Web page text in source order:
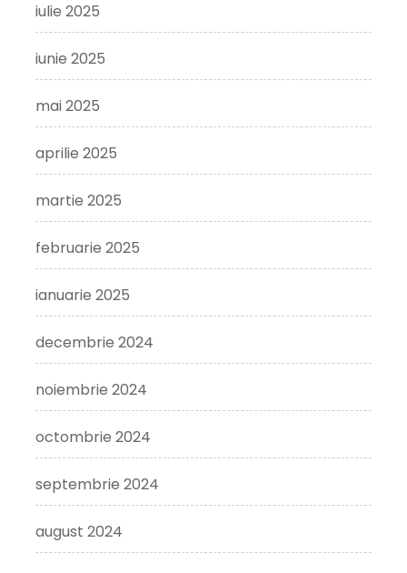
iulie 2025
iunie 2025
mai 2025
aprilie 2025
martie 2025
februarie 2025
ianuarie 2025
decembrie 2024
noiembrie 2024
octombrie 2024
septembrie 2024
august 2024